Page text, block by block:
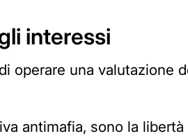
interessi
operare una valutazione
antimafia, sono la